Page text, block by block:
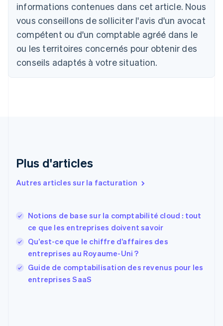
informations contenues dans cet article. Nous
vous conseillons de solliciter l'avis d'un avocat
compétent ou d'un comptable agréé dans le
ou les territoires concernés pour obtenir des
conseils adaptés à votre situation.
Plus d'articles
Autres articles sur la facturation
Notions de base sur la comptabilité cloud : tout
ce que les entreprises doivent savoir
Qu’est-ce que le chiffre d’affaires des
entreprises au Royaume-Uni ?
Guide de comptabilisation des revenus pour les
entreprises SaaS
English
Canada
English Français
Chine continentale
简体中文English
Chypre
Croatie
Estonie
États-Unis
EnglishSvenska
France
Français
Gibraltar
English
Grèce
Hongrie